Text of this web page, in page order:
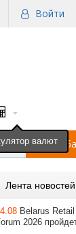
Войти
Лента новостей
Belarus
2026
валют